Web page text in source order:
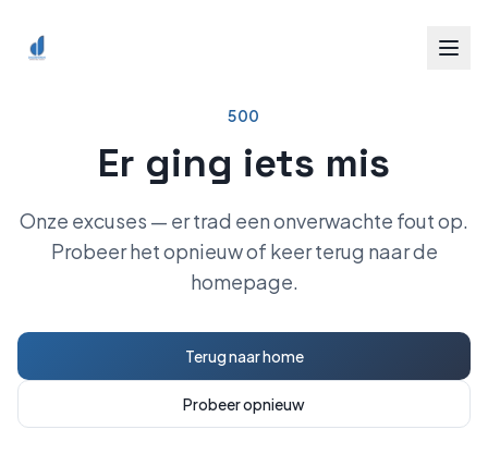
500
Er ging iets mis
Onze excuses — er trad een onverwachte fout op.
Probeer het opnieuw of keer terug naar de
homepage.
Terug naar home
Probeer opnieuw